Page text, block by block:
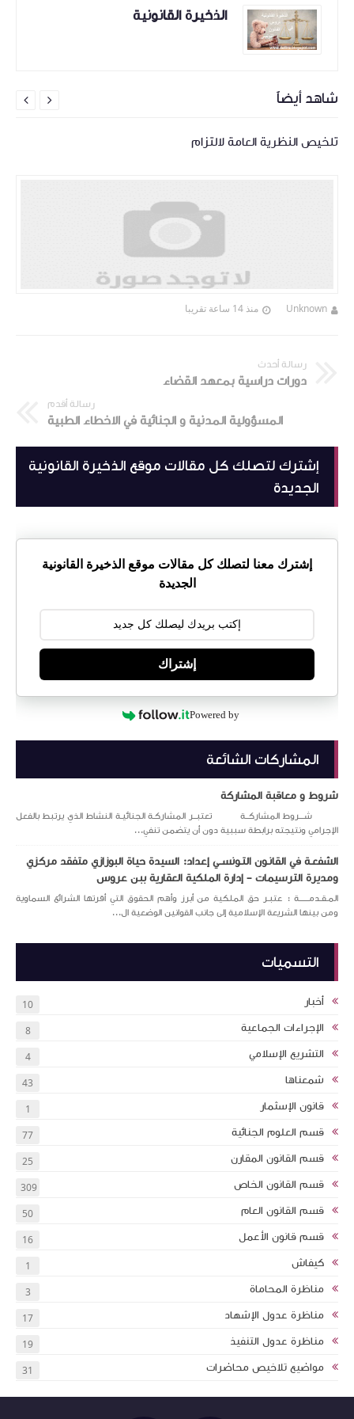
الذخيرة القانونية
شاهد أيضاً
تلخيص النظرية العامة لالتزام
Unknown منذ 14 ساعة تقريبا


رسالة أحدث
دورات دراسية بمعهد القضاء
رسالة أقدم
المسؤولية المدنية و الجنائية في الاخطاء الطبية
إشترك لتصلك كل مقالات موقع الذخيرة القانونية
الجديدة
إشترك معنا لتصلك كل مقالات موقع الذخيرة القانونية
الجديدة
إشتراك
Powered by
المشاركات الشائعة
شروط و معاقبة المشاركة
شـــروط المشاركــة تعتبــر المشاركـة الجنائيـة النشاط الذي يرتبط بالفعل
الإجرامي ونتيجته برابطة سببية دون أن يتضمن تنفي...
الشفعـة في القانـون التـونســي إعداد: السيدة حياة البوزازي متفقد مركزي
ومديرة الترسيمات – إدارة الملكية العقارية ببن عروس
المـقـدمــــــة : عتبـر حق الملكية من أبرز وأهم الحقوق التي أقرتها الشرائع السماوية
ومن بينها الشريعة الإسلامية إلى جانب القوانين الوضعية ال...
التسميات
أخبار 10
الإجراءات الجماعية 8
التشريع الإسلامي 4
شمعناها 43
قانون الإسثمار 1
قسم العلوم الجنائية 77
قسم القانون المقارن 25
قسم القانون الخاص 309
قسم القانون العام 50
قسم قانون الأعمل 16
كيفاش 1
مناظرة المحاماة 3
مناظرة عدول الإشهاد 17
مناظرة عدول التنفيذ 19
مواضيع تلاخيص محاضرات 31